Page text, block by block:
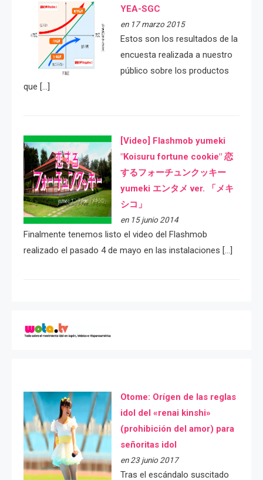
YEA-SGC
en 17 marzo 2015
Estos son los resultados de la
encuesta realizada a nuestro
público sobre los productos
que […]
[Video] Flashmob yumeki
"Koisuru fortune cookie" 恋
するフォーチュンクッキー
yumeki エンタメ ver. 「メキ
シコ」
en 15 junio 2014
Finalmente tenemos listo el video del Flashmob
realizado el pasado 4 de mayo en las instalaciones […]
Otome: Orígen de las reglas
idol del «renai kinshi»
(prohibición del amor) para
señoritas idol
en 23 junio 2017
Tras el escándalo suscitado